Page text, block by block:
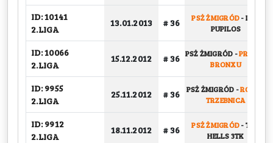
ID: 10141
2.LIGA
13.01.2013 # 36 PSŻ ŻMIGRÓD-LOS
PUPILOS
ID: 10066
2.LIGA
15.12.2012 # 36 PSŻ ŻMIGRÓD -PRAWO
BRONXU
ID: 9955
2.LIGA
25.11.2012 # 36 PSŻ ŻMIGRÓD -ROBOT
TRZEBNICA
ID: 9912
2.LIGA
18.11.2012 # 36 PSŻ ŻMIGRÓD-TAR
HELLS 3TK